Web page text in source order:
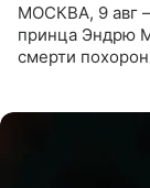
МОСКВА, 9 авг
принца Эндрю
смерти